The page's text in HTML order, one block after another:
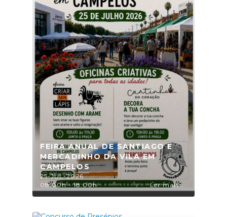
FEIRA ANUAL DE SANTIAGO E
MERCADINHO DA VILA EM
CAMPELOS
25-JUL-2026
08:00h - 18:00h
Ler mais ...